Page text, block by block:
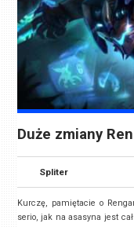
Duże zmiany
Spliter
Kurczę, pamiętacie o
serio, jak na asasyna jest